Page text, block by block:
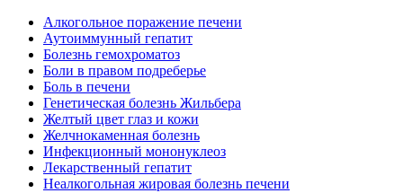
Алкогольное поражение печени
Аутоиммунный гепатит
Болезнь гемохроматоз
Боли в правом подреберье
Боль в печени
Генетическая болезнь Жильбера
Желтый цвет глаз и кожи
Желчнокаменная болезнь
Инфекционный мононуклеоз
Лекарственный гепатит
Неалкогольная жировая болезнь печени